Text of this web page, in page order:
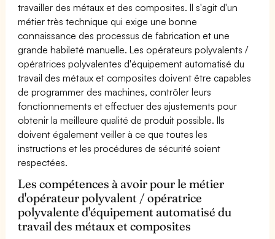
travailler des métaux et des composites. Il s'agit d'un
métier très technique qui exige une bonne
connaissance des processus de fabrication et une
grande habileté manuelle. Les opérateurs polyvalents /
opératrices polyvalentes d'équipement automatisé du
travail des métaux et composites doivent être capables
de programmer des machines, contrôler leurs
fonctionnements et effectuer des ajustements pour
obtenir la meilleure qualité de produit possible. Ils
doivent également veiller à ce que toutes les
instructions et les procédures de sécurité soient
respectées.
Les compétences à avoir pour le métier
d'opérateur polyvalent / opératrice
polyvalente d'équipement automatisé du
travail des métaux et composites